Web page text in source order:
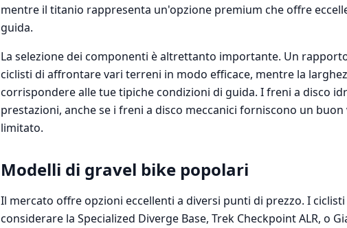
mentre il titanio rappresenta un'opzione premium che offre
guida.
La selezione dei componenti è altrettanto importante. Un
ciclisti di affrontare vari terreni in modo efficace, mentre la
corrispondere alle tue tipiche condizioni di guida. I freni a disco
prestazioni, anche se i freni a disco meccanici forniscono un
limitato.
Modelli di gravel bike popolari
Il mercato offre opzioni eccellenti a diversi punti di prezzo. I
considerare la Specialized Diverge Base, Trek Checkpoint ALR, o